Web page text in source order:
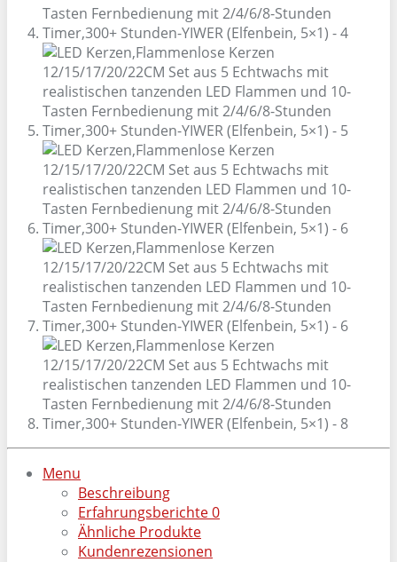
Menu
Beschreibung
Erfahrungsberichte0
Ähnliche Produkte
Kundenrezensionen